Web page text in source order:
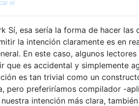
el
Sí, esa sería la forma de hacer
la intención claramente es en
En este caso, algunos
que es accidental y simplemente
es tan trivial como un
pero preferiríamos compilador -
intención más clara,